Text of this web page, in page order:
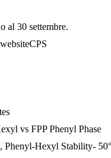
al 30 settembre.
vs FPP Phenyl Phase
Hexyl Stability-